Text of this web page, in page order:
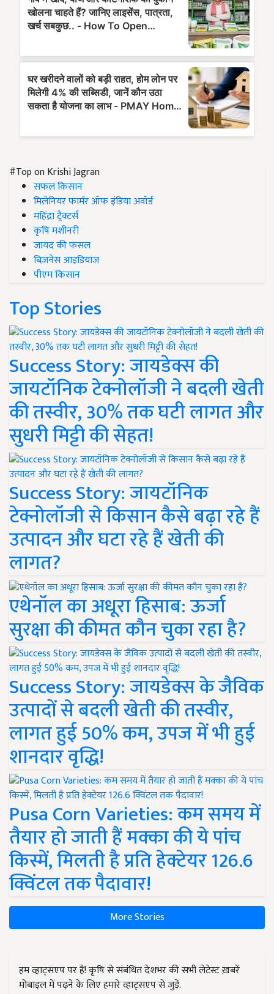
#Top on Krishi Jagran
सफल किसान
मिलेनियर फार्मर ऑफ इंडिया अवॉर्ड
महिंद्रा ट्रैक्टर्स
कृषि मशीनरी
जायद की फसल
बिज़नेस आइडियाज
पीएम किसान
Top Stories
Success Story: जायडेक्स की
जायटॉनिक टेक्नोलॉजी ने बदली खेती
की तस्वीर, 30% तक घटी लागत और
सुधरी मिट्टी की सेहत!
Success Story: जायटॉनिक
टेक्नोलॉजी से किसान कैसे बढ़ा रहे हैं
उत्पादन और घटा रहे हैं खेती की
लागत?
एथेनॉल का अधूरा हिसाब: ऊर्जा
सुरक्षा की कीमत कौन चुका रहा है?
Success Story: जायडेक्स के जैविक
उत्पादों से बदली खेती की तस्वीर,
लागत हुई 50% कम, उपज में भी हुई
शानदार वृद्धि!
Pusa Corn Varieties: कम समय में
तैयार हो जाती हैं मक्का की ये पांच
किस्में, मिलती है प्रति हेक्टेयर 126.6
क्विंटल तक पैदावार!
More Stories
हम व्हाट्सएप पर हैं! कृषि से संबंधित देशभर की सभी लेटेस्ट ख़बरें
मोबाइल में पढ़ने के लिए हमारे व्हाट्सएप से जुड़ें.